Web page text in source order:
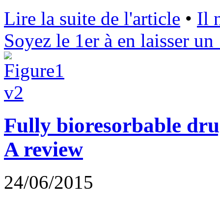
Lire la suite de l'article • Il
Soyez le 1er à en laisser un
Fully bioresorbable
A review
24/06/2015